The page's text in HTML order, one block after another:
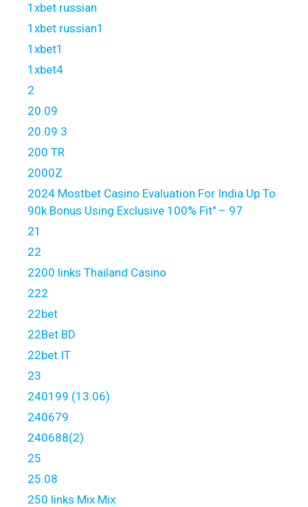
1xbet russian
1xbet russian1
1xbet1
1xbet4
2
20.09
20.09 3
200 TR
2000Z
2024 Mostbet Casino Evaluation For India Up To
90k Bonus Using Exclusive 100% Fit" – 97
21
22
2200 links Thailand Casino
222
22bet
22Bet BD
22bet IT
23
240199 (13.06)
240679
240688(2)
25
25.08
250 links Mix Mix